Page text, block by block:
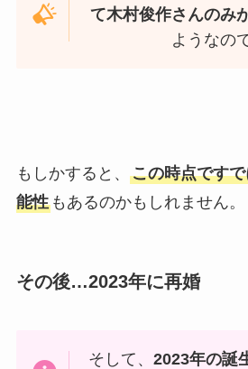
て木村俊作さんのみ
ようなの
もしかすると、 この時点です
能性もあるのかもしれません。
その後…2023年に再婚
そして、2023年の誕